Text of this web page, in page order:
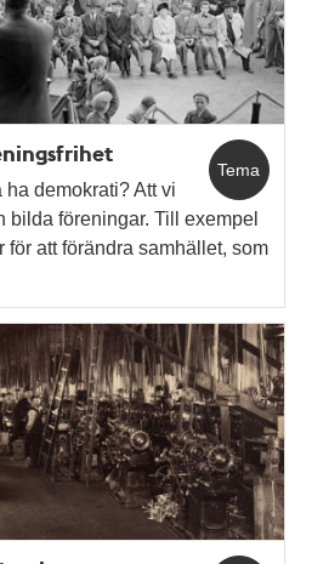
Tema
ha demokrati? Att vi
bilda föreningar. Till exempel
för att förändra samhället, som